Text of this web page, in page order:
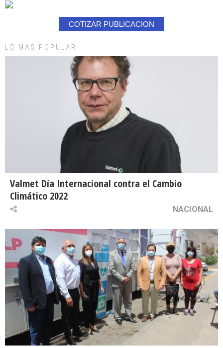
COTIZAR PUBLICACION
LO MAS POPULAR
Valmet Día Internacional contra el Cambio
Climático 2022
NACIONAL